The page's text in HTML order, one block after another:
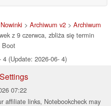
Nowinki > Archiwum v2 > Archiwum
z 9 czerwca, zbliża się termin
Boot
4 (Update: 2026-06- 4)
07:22
affiliate links, Notebookcheck may